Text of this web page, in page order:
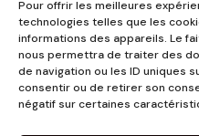
Pour offrir les meilleures
technologies telles que les
informations des appareils. Le
nous permettra de traiter des
de navigation ou les ID uniques
consentir ou de retirer son
négatif sur certaines
3 place Jeanne d'Arc